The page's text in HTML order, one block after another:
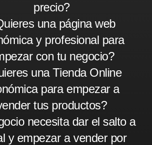
precio?
una página web
y profesional para
con tu negocio?
una Tienda Online
para empezar a
tus productos?
necesita dar el salto a
y empezar a vender por